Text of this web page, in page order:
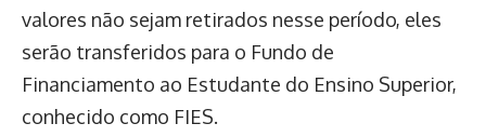
valores não sejam retirados nesse período, eles
serão transferidos para o Fundo de
Financiamento ao Estudante do Ensino Superior,
conhecido como FIES.